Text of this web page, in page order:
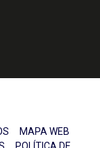
MAPA WEB